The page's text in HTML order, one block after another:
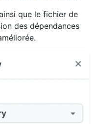
que le fichier de
des dépendances